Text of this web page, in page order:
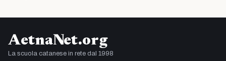
AetnaNet.org
La scuola catanese in rete dal 1998